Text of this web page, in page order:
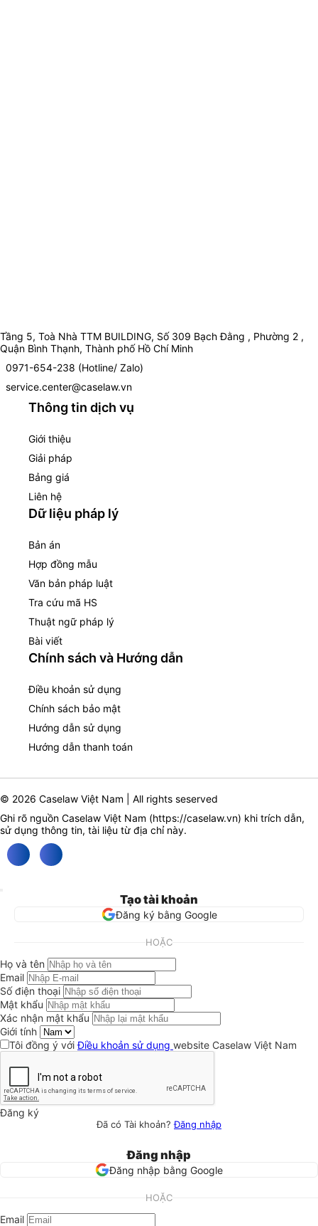
Tầng 5, Toà Nhà TTM BUILDING, Số 309 Bạch Đằng , Phường 2 ,
Quận Bình Thạnh, Thành phố Hồ Chí Minh
0971-654-238 (Hotline/ Zalo)
service.center@caselaw.vn
Thông tin dịch vụ
Giới thiệu
Giải pháp
Bảng giá
Liên hệ
Dữ liệu pháp lý
Bản án
Hợp đồng mẫu
Văn bản pháp luật
Tra cứu mã HS
Thuật ngữ pháp lý
Bài viết
Chính sách và Hướng dẫn
Điều khoản sử dụng
Chính sách bảo mật
Hướng dẫn sử dụng
Hướng dẫn thanh toán
© 2026 Caselaw Việt Nam | All rights seserved
Ghi rõ nguồn Caselaw Việt Nam (https://caselaw.vn) khi trích dẫn,
sử dụng thông tin, tài liệu từ địa chỉ này.
Tạo tài khoản
Đăng ký bằng Google
HOẶC
Họ và tên
Email
Số điện thoại
Mật khẩu
Xác nhận mật khẩu
Giới tính
Tôi đồng ý vớiĐiều khoản sử dụng website Caselaw Việt Nam
Đăng ký
Đã có Tài khoản?Đăng nhập
Đăng nhập
Đăng nhập bằng Google
HOẶC
Email